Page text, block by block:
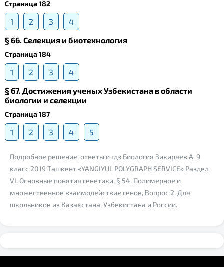
Страница 182
1 2 3
4
§ 66. Селекция и биотехнология
Страница 184
1 2 3
4
§ 67. Достижения ученых Узбекистана в области
биологии и селекции
Страница 187
1 2 3 4 5
Подробное решение, ответы и гдз Биология Зикиряев А. 9
класс 2019 Ташкент «YANGIYUL POLYGRAPH SERVICE» Раздел
VI. Основные понятия генетики, § 54. Полимерное и
множественное взаимодействие генов, Вопрос 2. Для
школьников из Казахстана, Узбекистана и России.